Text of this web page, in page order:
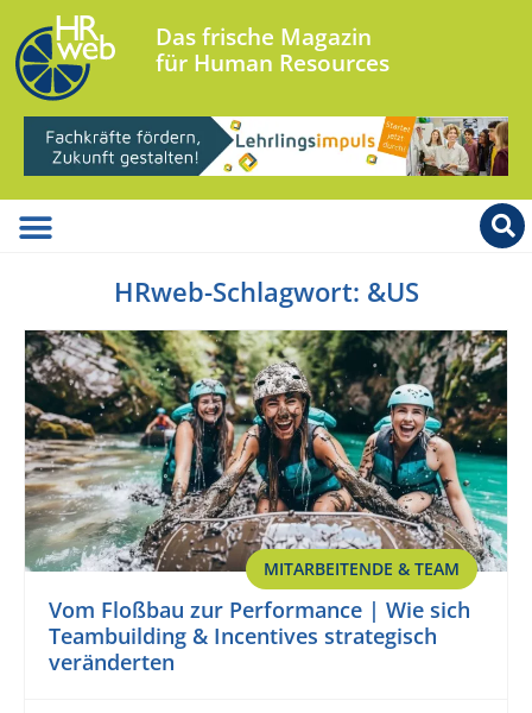
Das frische Magazin
für Human Resources
HRweb-Schlagwort: &US
MITARBEITENDE & TEAM
Vom Floßbau zur Performance | Wie sich
Teambuilding & Incentives strategisch
veränderten